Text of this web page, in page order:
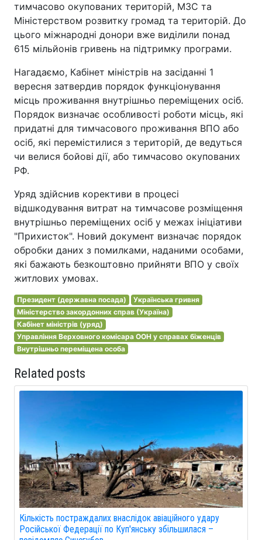
тимчасово окупованих територій, МЗС та
Міністерством розвитку громад та територій. До
цього міжнародні донори вже виділили понад
615 мільйонів гривень на підтримку програми.
Нагадаємо, Кабінет міністрів на засіданні 1
вересня затвердив порядок функціонування
місць проживання внутрішньо переміщених осіб.
Порядок визначає особливості роботи місць, які
придатні для тимчасового проживання ВПО або
осіб, які перемістилися з територій, де ведуться
чи велися бойові дії, або тимчасово окупованих
РФ.
Уряд здійснив корективи в процесі
відшкодування витрат на тимчасове розміщення
внутрішньо переміщених осіб у межах ініціативи
"Прихисток". Новий документ визначає порядок
обробки даних з помилками, наданими особами,
які бажають безкоштовно прийняти ВПО у своїх
житлових умовах.
Президент (державна посада)
Українська гривня
Міністерство закордонних справ (Україна)
Кабінет міністрів (уряд)
Управління Верховного комісара ООН у справах біженців
Внутрішньо переміщена особа
Related posts
Кількість постраждалих внаслідок авіаційного удару
Російської Федерації по Куп'янську збільшилася –